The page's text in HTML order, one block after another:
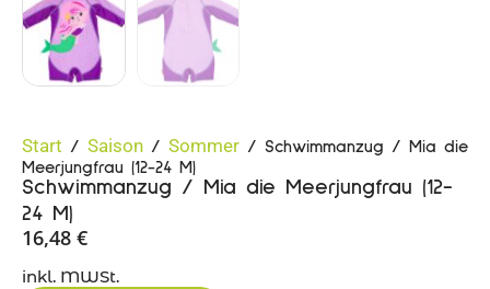
Start / Saison / Sommer / Schwimmanzug / Mia die
Meerjungfrau (12-24 M)
Schwimmanzug / Mia die Meerjungfrau (12-
24 M)
16,48 €
inkl. MWSt.